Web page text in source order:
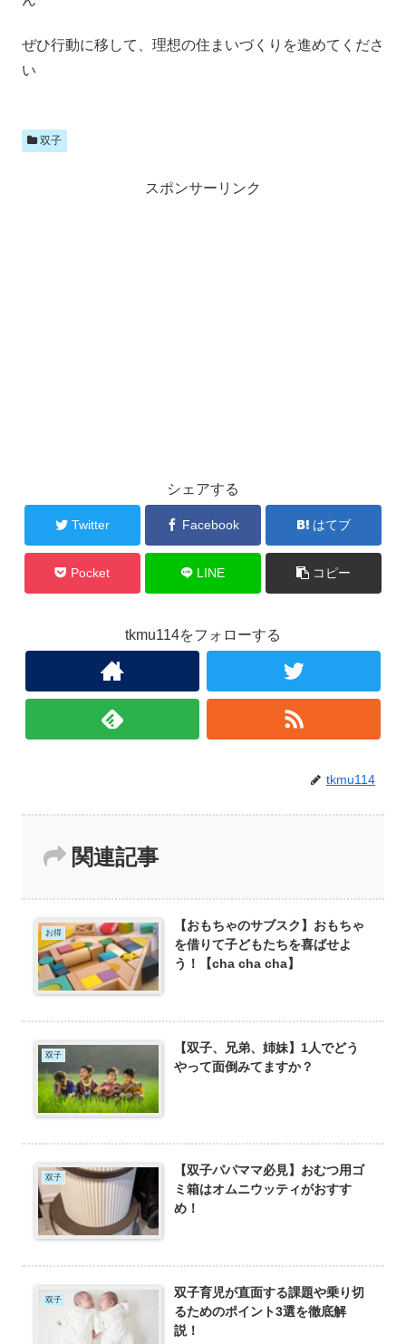
ぜひ行動に移して、理想の住まいづくりを進めてくださ
い
双子
スポンサーリンク
シェアする
Twitter Facebook はてブ
Pocket LINE コピー
tkmu114をフォローする
tkmu114
関連記事
お得
【おもちゃのサブスク】おもちゃ
を借りて子どもたちを喜ばせよ
う！【cha cha cha】
双子
【双子、兄弟、姉妹】1人でどう
やって面倒みてますか？
双子
【双子パパママ必見】おむつ用ゴ
ミ箱はオムニウッティがおすす
め！
双子
双子育児が直面する課題や乗り切
るためのポイント3選を徹底解
説！